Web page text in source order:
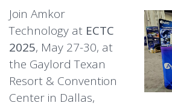
Join Amkor
Technology at ECTC
2025, May 27-30, at
the Gaylord Texan
Resort & Convention
Center in Dallas,